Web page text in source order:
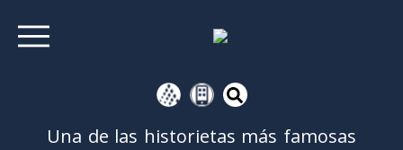
Una de las historietas más famosas